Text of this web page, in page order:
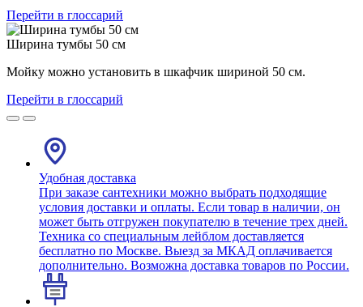
Перейти в глоссарий
Ширина тумбы 50 см
Мойку можно установить в шкафчик шириной 50 см.
Перейти в глоссарий
Удобная доставка
При заказе сантехники можно выбрать подходящие
условия доставки и оплаты. Если товар в наличии, он
может быть отгружен покупателю в течение трех дней.
Техника со специальным лейблом доставляется
бесплатно по Москве. Выезд за МКАД оплачивается
дополнительно. Возможна доставка товаров по России.